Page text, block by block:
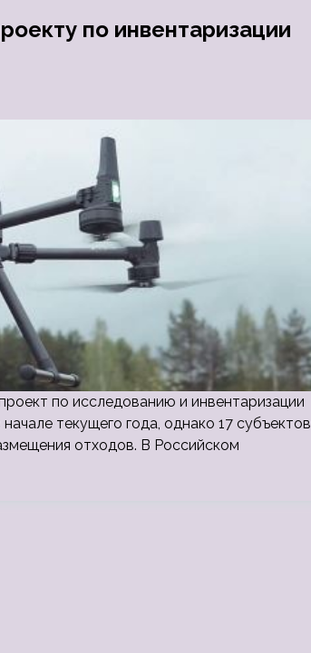
по инвентаризации
по исследованию и инвентаризации
текущего года, однако 17 субъектов
отходов. В Российском